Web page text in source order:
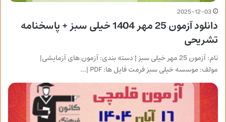
2025-12-03
دانلود آزمون 25 مهر 1404 خیلی سبز + پاسخنامه
تشریحی
نام: آزمون 25 مهر خیلی سبز | دسته بندی: آزمون های آزمایشی|
مولف: موسسه خیلی سبز فرمت فایل ها: PDF |…